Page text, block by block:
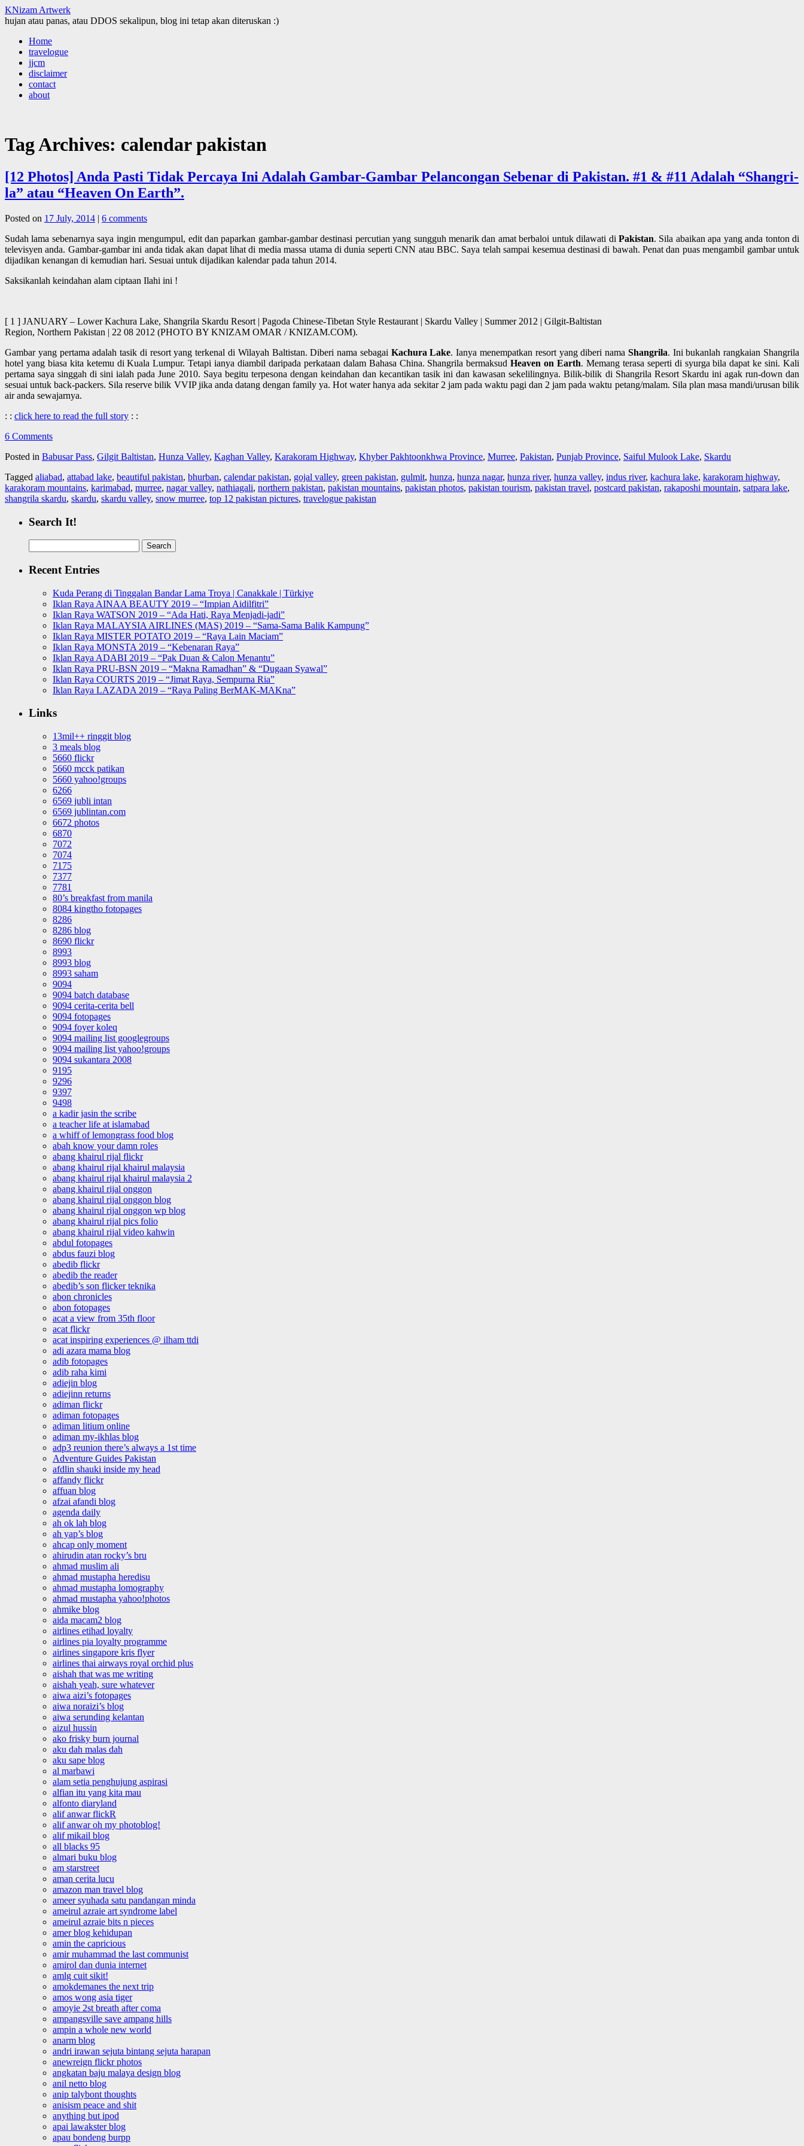
KNizam Artwerk
hujan atau panas, atau DDOS sekalipun, blog ini tetap akan diteruskan :)
Skip
content
Home
travelogue
jjcm
disclaimer
contact
about
Tag Archives: calendar pakistan
[12 Photos] Anda Pasti Tidak Percaya Ini Adalah Gambar-Gambar Pelancongan Sebenar di Pakistan. #1 & #11 Adalah “Shangri-
la” atau “Heaven On Earth”.
Posted on 17 July, 2014 | 6 comments
Sudah lama sebenarnya saya ingin mengumpul, edit dan paparkan gambar-gambar destinasi percutian yang sungguh menarik dan amat berbaloi untuk dilawati di Pakistan. Sila abaikan apa yang anda tonton di
televisyen anda. Gambar-gambar ini anda tidak akan dapat lihat di media massa utama di dunia seperti CNN atau BBC. Saya telah sampai kesemua destinasi di bawah. Penat dan puas mengambil gambar untuk
dijadikan kenangan di kemudian hari. Sesuai untuk dijadikan kalendar pada tahun 2014.
Saksikanlah keindahan alam ciptaan Ilahi ini !
[ 1 ] JANUARY – Lower Kachura Lake, Shangrila Skardu Resort | Pagoda Chinese-Tibetan Style Restaurant | Skardu Valley | Summer 2012 | Gilgit-Baltistan
Region, Northern Pakistan | 22 08 2012 (PHOTO BY KNIZAM OMAR / KNIZAM.COM).
Gambar yang pertama adalah tasik di resort yang terkenal di Wilayah Baltistan. Diberi nama sebagai Kachura Lake. Ianya menempatkan resort yang diberi nama Shangrila. Ini bukanlah rangkaian Shangrila
hotel yang biasa kita ketemu di Kuala Lumpur. Tetapi ianya diambil daripada perkataan dalam Bahasa China. Shangrila bermaksudHeaven on Earth. Memang terasa seperti di syurga bila dapat ke sini. Kali
pertama saya singgah di sini ialah pada June 2010. Saya begitu terpesona dengan keindahan dan kecantikan tasik ini dan kawasan sekelilingnya. Bilik-bilik di Shangrila Resort Skardu ini agak run-down dan
sesuai untuk back-packers. Sila reserve bilik VVIP jika anda datang dengan family ya. Hot water hanya ada sekitar 2 jam pada waktu pagi dan 2 jam pada waktu petang/malam. Sila plan masa mandi/urusan bilik
air anda sewajarnya.
: : click here to read the full story : :
6 Comments
Posted in Babusar Pass, Gilgit Baltistan, Hunza Valley, Kaghan Valley, Karakoram Highway, Khyber Pakhtoonkhwa Province, Murree, Pakistan, Punjab Province, Saiful Mulook Lake, Skardu
Tagged aliabad, attabad lake, beautiful pakistan, bhurban, calendar pakistan, gojal valley, green pakistan, gulmit, hunza, hunza nagar, hunza river, hunza valley, indus river, kachura lake, karakoram highway,
karakoram mountains, karimabad, murree, nagar valley, nathiagali, northern pakistan, pakistan mountains, pakistan photos, pakistan tourism, pakistan travel, postcard pakistan, rakaposhi mountain, satpara lake,
shangrila skardu, skardu, skardu valley, snow murree, top 12 pakistan pictures, travelogue pakistan
Search It!
for:
Recent Entries
Kuda Perang di Tinggalan Bandar Lama Troya | Canakkale | Türkiye
Iklan Raya AINAA BEAUTY 2019 – “Impian Aidilfitri”
Iklan Raya WATSON 2019 – “Ada Hati, Raya Menjadi-jadi”
Iklan Raya MALAYSIA AIRLINES (MAS) 2019 – “Sama-Sama Balik Kampung”
Iklan Raya MISTER POTATO 2019 – “Raya Lain Maciam”
Iklan Raya MONSTA 2019 – “Kebenaran Raya”
Iklan Raya ADABI 2019 – “Pak Duan & Calon Menantu”
Iklan Raya PRU-BSN 2019 – “Makna Ramadhan” & “Dugaan Syawal”
Iklan Raya COURTS 2019 – “Jimat Raya, Sempurna Ria”
Iklan Raya LAZADA 2019 – “Raya Paling BerMAK-MAKna”
Links
13mil++ ringgit blog
3 meals blog
5660 flickr
5660 mcck patikan
5660 yahoo!groups
6266
6569 jubli intan
6569 jublintan.com
6672 photos
6870
7072
7074
7175
7377
7781
80’s breakfast from manila
8084 kingtho fotopages
8286
8286 blog
8690 flickr
8993
8993 blog
8993 saham
9094
9094 batch database
9094 cerita-cerita bell
9094 fotopages
9094 foyer koleq
9094 mailing list googlegroups
9094 mailing list yahoo!groups
9094 sukantara 2008
9195
9296
9397
9498
a kadir jasin the scribe
a teacher life at islamabad
a whiff of lemongrass food blog
abah know your damn roles
abang khairul rijal flickr
abang khairul rijal khairul malaysia
abang khairul rijal khairul malaysia 2
abang khairul rijal onggon
abang khairul rijal onggon blog
abang khairul rijal onggon wp blog
abang khairul rijal pics folio
abang khairul rijal video kahwin
abdul fotopages
abdus fauzi blog
abedib flickr
abedib the reader
abedib’s son flicker teknika
abon chronicles
abon fotopages
acat a view from 35th floor
acat flickr
acat inspiring experiences @ ilham ttdi
adi azara mama blog
adib fotopages
adib raha kimi
adiejin blog
adiejinn returns
adiman flickr
adiman fotopages
adiman litium online
adiman my-ikhlas blog
adp3 reunion there’s always a 1st time
Adventure Guides Pakistan
afdlin shauki inside my head
affandy flickr
affuan blog
afzai afandi blog
agenda daily
ah ok lah blog
ah yap’s blog
ahcap only moment
ahirudin atan rocky’s bru
ahmad muslim ali
ahmad mustapha heredisu
ahmad mustapha lomography
ahmad mustapha yahoo!photos
ahmike blog
aida macam2 blog
airlines etihad loyalty
airlines pia loyalty programme
airlines singapore kris flyer
airlines thai airways royal orchid plus
aishah that was me writing
aishah yeah, sure whatever
aiwa aizi’s fotopages
aiwa noraizi’s blog
aiwa serunding kelantan
aizul hussin
ako frisky burn journal
aku dah malas dah
aku sape blog
al marbawi
alam setia penghujung aspirasi
alfian itu yang kita mau
alfonto diaryland
alif anwar flickR
alif anwar oh my photoblog!
alif mikail blog
all blacks 95
almari buku blog
am starstreet
aman cerita lucu
amazon man travel blog
ameer syuhada satu pandangan minda
ameirul azraie art syndrome label
ameirul azraie bits n pieces
amer blog kehidupan
amin the capricious
amir muhammad the last communist
amirol dan dunia internet
amlg cuit sikit!
amokdemanes the next trip
amos wong asia tiger
amoyie 2st breath after coma
ampangsville save ampang hills
ampin a whole new world
anarm blog
andri irawan sejuta bintang sejuta harapan
anewreign flickr photos
angkatan baju malaya design blog
anil netto blog
anip talybont thoughts
anisism peace and shit
anything but ipod
apai lawakster blog
apau bondeng burpp